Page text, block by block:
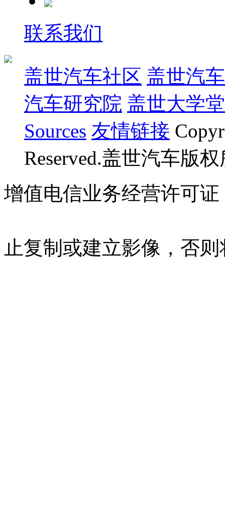
联系我们
盖世汽车社区 盖世汽
汽车研究院 盖世大学堂
Sources 友情链接
Reserved.盖世汽车版
增值电信业务经营许可证
止复制或建立影像，否